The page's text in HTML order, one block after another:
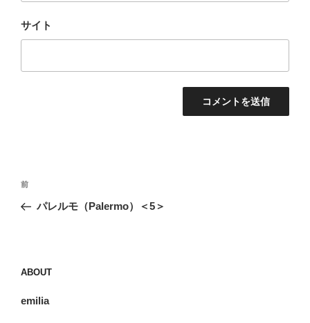
サイト
投
ナ
ー
前
の
前
パレルモ（Palermo）＜5＞
ABOUT
emilia